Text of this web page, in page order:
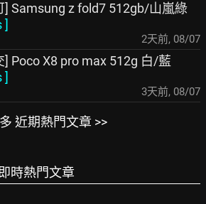
] Samsung z fold7 512gb/山嵐綠
]
2天前, 08/07
Poco X8 pro max 512g 白/藍
]
3天前, 08/07
近期熱門文章 >>
時熱門文章